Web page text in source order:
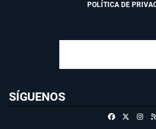
POLÍTICA DE
SÍGUENOS
Facebook